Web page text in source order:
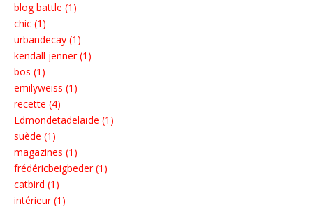
blog battle (1)
chic (1)
urbandecay (1)
kendall jenner (1)
bos (1)
emilyweiss (1)
recette (4)
Edmondetadelaïde (1)
suède (1)
magazines (1)
frédéricbeigbeder (1)
catbird (1)
intérieur (1)